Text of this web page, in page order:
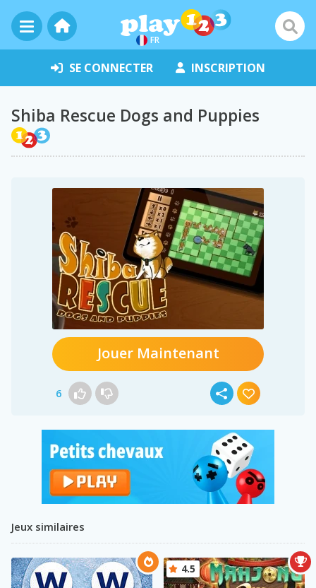
FR
SE CONNECTER INSCRIPTION
Shiba Rescue Dogs and Puppies
Jouer Maintenant
6
Jeux similaires
4.5